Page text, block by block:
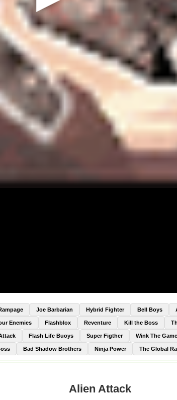
Bell Boys
Hybrid Fighter
Joe Barbarian
Kill the Boss
Reventure
Flashblox
Enemies
Wink The Game
Super Figther
Flash Life Buoys
The Global
Ninja Power
Bad Shadow Brothers
Alien Attack